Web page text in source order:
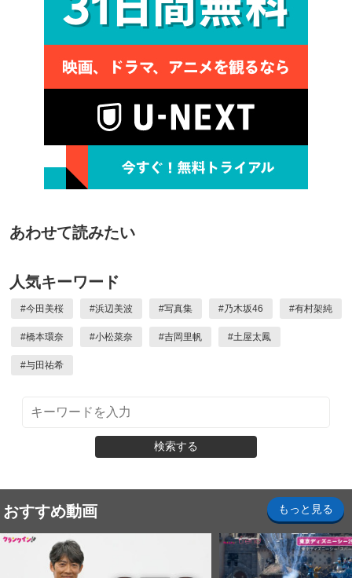
あわせて読みたい
人気キーワード
#今田美桜 #浜辺美波 #写真集 #乃木坂46 #有村架純
#橋本環奈 #小松菜奈 #吉岡里帆 #土屋太鳳
#与田祐希
検索する
おすすめ動画 もっと見る